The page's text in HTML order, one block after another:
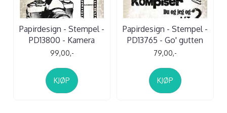
Papirdesign - Stempel -
PD13800 - Kamera
99,00,-
KJØP
Papirdesign - Stempel -
PD13765 - Go' gutten
79,00,-
KJØP